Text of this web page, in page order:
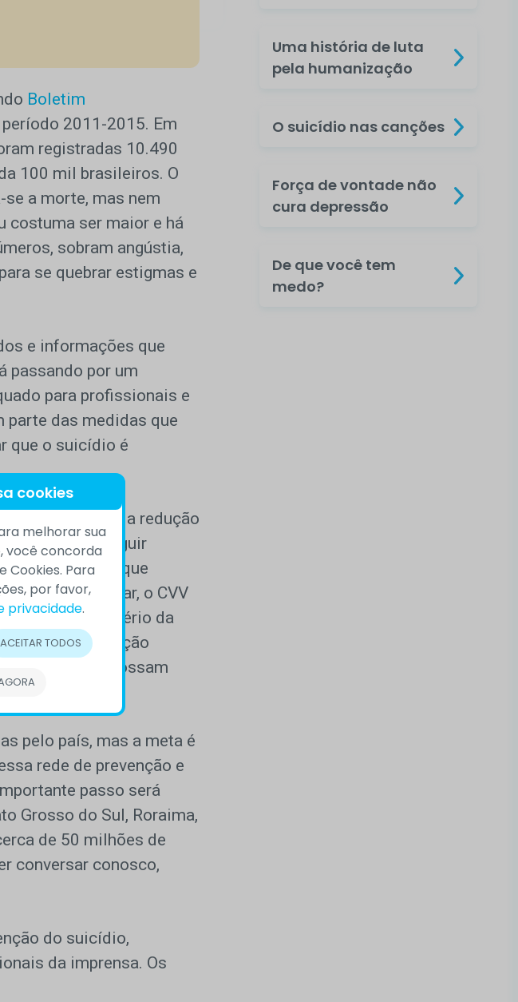
Boletim
2011-2015. Em
registradas 10.490
100 mil brasileiros. O
a morte, mas nem
costuma ser maior e há
sobram angústia,
se quebrar estigmas e
e informações que
passando por um
para profissionais e
parte das medidas que
que o suicídio é
que prevê a redução
lá para conseguir
em se matar, que
podemos atuar, o CVV
com o Ministério da
permite a ligação
pessoas possam
pelo país, mas a meta é
rede de prevenção e
passo será
Grosso do Sul, Roraima,
de 50 milhões de
conversar conosco,
do suicídio,
da imprensa. Os
Uma história de luta
pela humanização
O suicídio nas canções
Força de vontade não
cura depressão
De que você tem
medo?
cookies
melhorar sua
você concorda
Cookies. Para
por favor,
privacidade.
ACEITAR TODOS